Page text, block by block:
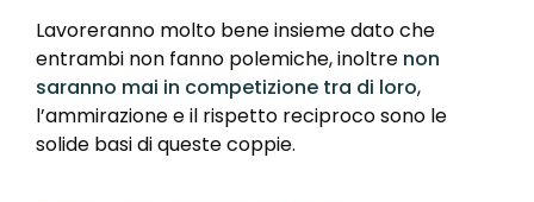
Lavoreranno molto bene insieme dato che
entrambi non fanno polemiche, inoltre non
saranno mai in competizione tra di loro,
l’ammirazione e il rispetto reciproco sono le
solide basi di queste coppie.